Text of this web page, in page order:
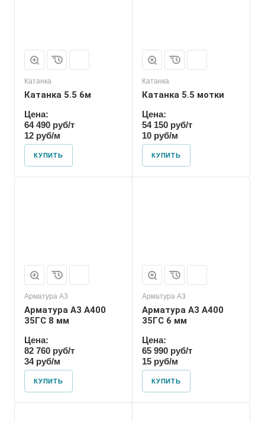
Катанка
Катанка 5.5 6м
Цена:
64 490 руб/т
12 руб/м
КУПИТЬ
Катанка
Катанка 5.5 мотки
Цена:
54 150 руб/т
10 руб/м
КУПИТЬ
Арматура А3
Арматура А3 А400
35ГС 8 мм
Цена:
82 760 руб/т
34 руб/м
КУПИТЬ
Арматура А3
Арматура А3 А400
35ГС 6 мм
Цена:
65 990 руб/т
15 руб/м
КУПИТЬ